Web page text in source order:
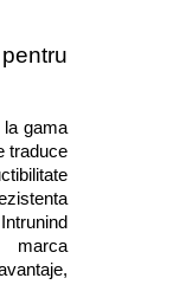
gama
traduce